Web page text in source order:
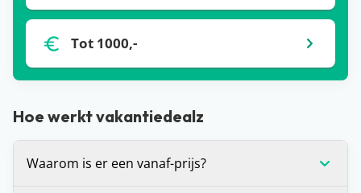
Tot 1000,-
Hoe werkt vakantiedealz
Waarom is er een vanaf-prijs?